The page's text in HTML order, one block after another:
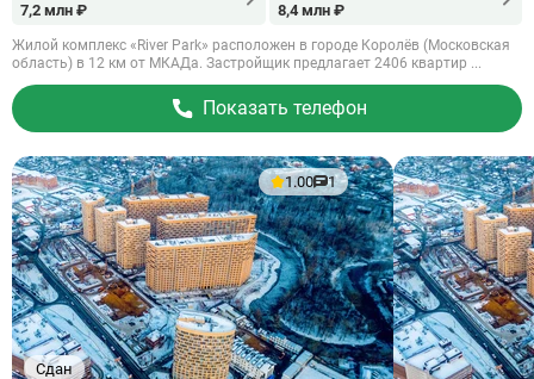
7,2 млн ₽ 8,4 млн ₽
Жилой комплекс «River Park» расположен в городе Королёв (Московская
область) в 12 км от МКАДа. Застройщик предлагает 2406 квартир ...
Показать телефон
Сдан
1.00 1